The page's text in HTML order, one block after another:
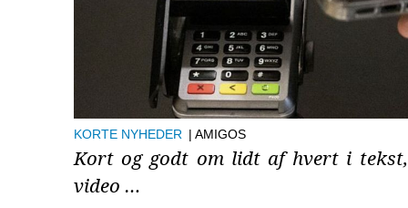
KORTE NYHEDER | AMIGOS
Kort og godt om lidt af hvert i
video …